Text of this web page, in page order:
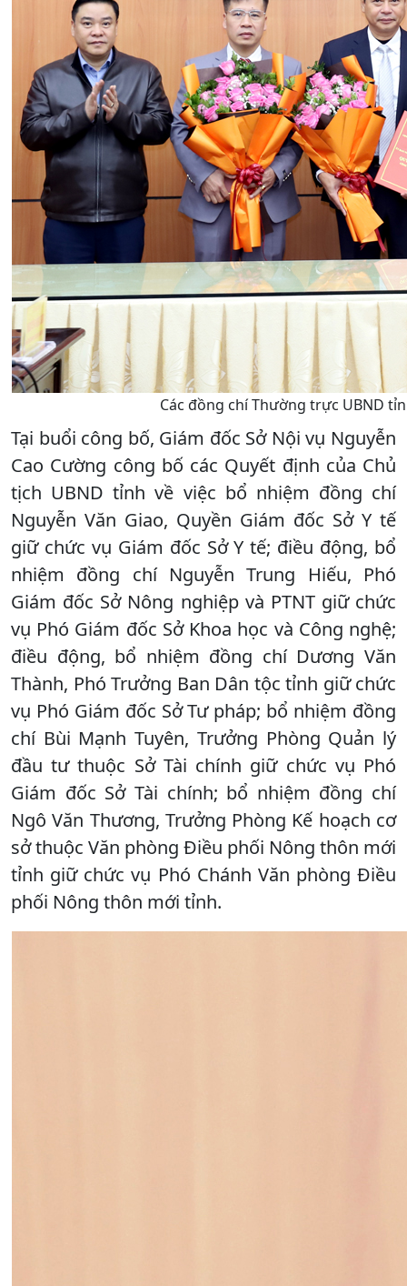
Các đồng chí Thường trực UBND
Tại buổi công bố, Giám đốc Sở Nội vụ Nguyễn
Cao Cường công bố các Quyết định của Chủ
tịch UBND tỉnh về việc bổ nhiệm đồng chí
Nguyễn Văn Giao, Quyền Giám đốc Sở Y tế
giữ chức vụ Giám đốc Sở Y tế; điều động, bổ
nhiệm đồng chí Nguyễn Trung Hiếu, Phó
Giám đốc Sở Nông nghiệp và PTNT giữ chức
vụ Phó Giám đốc Sở Khoa học và Công nghệ;
điều động, bổ nhiệm đồng chí Dương Văn
Thành, Phó Trưởng Ban Dân tộc tỉnh giữ chức
vụ Phó Giám đốc Sở Tư pháp; bổ nhiệm đồng
chí Bùi Mạnh Tuyên, Trưởng Phòng Quản lý
đầu tư thuộc Sở Tài chính giữ chức vụ Phó
Giám đốc Sở Tài chính; bổ nhiệm đồng chí
Ngô Văn Thương, Trưởng Phòng Kế hoạch cơ
sở thuộc Văn phòng Điều phối Nông thôn mới
tỉnh giữ chức vụ Phó Chánh Văn phòng Điều
phối Nông thôn mới tỉnh.